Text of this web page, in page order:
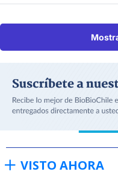
VISTO AHORA